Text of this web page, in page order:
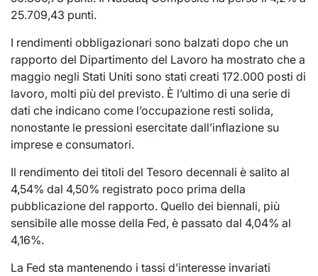
25.709,43 punti.
I rendimenti obbligazionari sono balzati dopo che un
rapporto del Dipartimento del Lavoro ha mostrato che a
maggio negli Stati Uniti sono stati creati 172.000 posti di
lavoro, molti più del previsto. È l’ultimo di una serie di
dati che indicano come l’occupazione resti solida,
nonostante le pressioni esercitate dall’inflazione su
imprese e consumatori.
Il rendimento dei titoli del Tesoro decennali è salito al
4,54% dal 4,50% registrato poco prima della
pubblicazione del rapporto. Quello dei biennali, più
sensibile alle mosse della Fed, è passato dal 4,04% al
4,16%.
La Fed sta mantenendo i tassi d’interesse invariati